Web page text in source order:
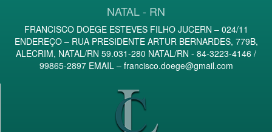
NATAL - RN
FRANCISCO DOEGE ESTEVES FILHO JUCERN – 024/11
ENDEREÇO – RUA PRESIDENTE ARTUR BERNARDES, 779B,
ALECRIM, NATAL/RN 59.031-280 NATAL/RN - 84-3223-4146 /
99865-2897 EMAIL – francisco.doege@gmail.com